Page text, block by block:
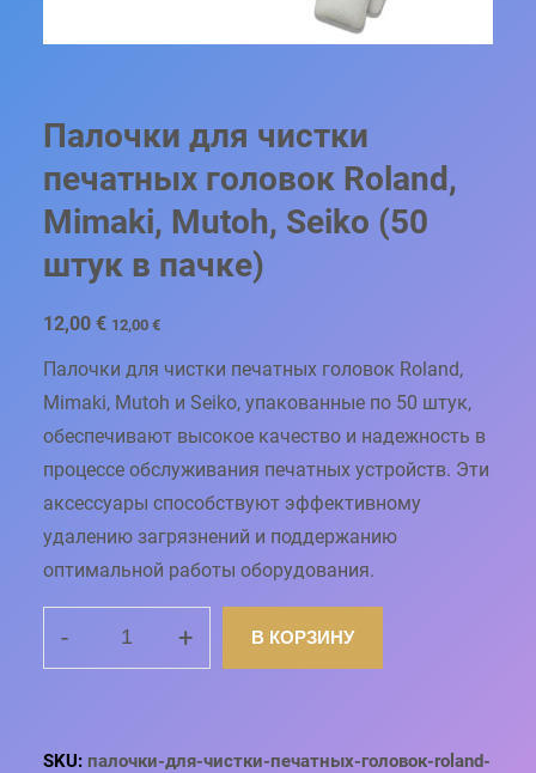
Палочки для чистки
печатных головок Roland,
Mimaki, Mutoh, Seiko (50
штук в пачке)
12,00 € 12,00 €
Палочки для чистки печатных головок Roland,
Mimaki, Mutoh и Seiko, упакованные по 50 штук,
обеспечивают высокое качество и надежность в
процессе обслуживания печатных устройств. Эти
аксессуары способствуют эффективному
удалению загрязнений и поддержанию
оптимальной работы оборудования.
О
Ч
+
- В КОРЗИНУ
SKU: палочки-для-чистки-печатных-головок-roland-